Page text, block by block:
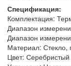
Спецификация:
Комплектация:
Диапазон
Диапазон
Материал: Стекло,
Цвет: